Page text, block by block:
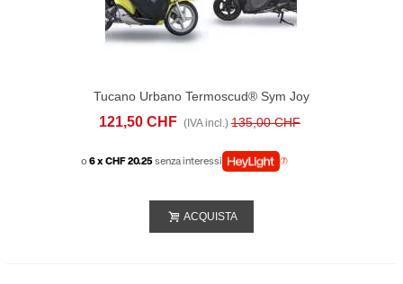
Tucano Urbano Termoscud® Sym Joy
Max (gts / Rv / Voyager) 125/250/300
121,50 CHF (IVA incl.) 135,00 CHF
o6 x CHF 20.25senza interessi
ACQUISTA